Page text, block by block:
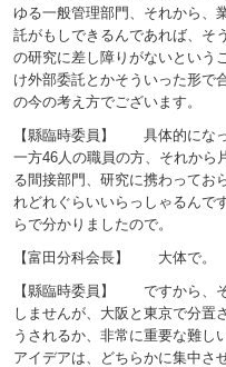
ゆる一般管理部門、それから、
託がもしできるんであれば、そ
の研究に差し障りがないという
け外部委託とかそういった形で
の今の考え方でございます。
【縣臨時委員】 具体的にな
一方46人の職員の方、それから
る間接部門、研究に携わってお
れどれぐらいいらっしゃるんで
らで分かりましたので。
【富田分科会長】 大体で。
【縣臨時委員】 ですから、
しませんが、大阪と東京で分置
うされるか、非常に重要な難し
アイデアは、どちらかに集中さ